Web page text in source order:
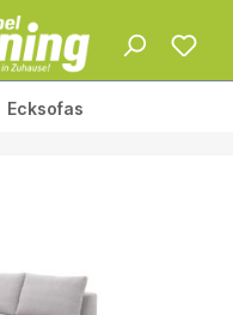
Ecksofas